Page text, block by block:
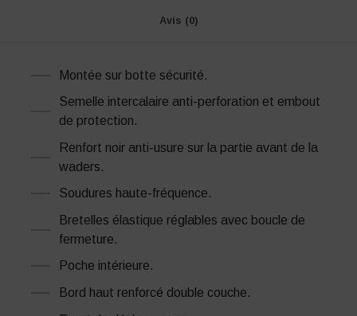
Avis (0)
Montée sur botte sécurité.
Semelle intercalaire anti-perforation et embout
de protection.
Renfort noir anti-usure sur la partie avant de la
waders.
Soudures haute-fréquence.
Bretelles élastique réglables avec boucle de
fermeture.
Poche intérieure.
Bord haut renforcé double couche.